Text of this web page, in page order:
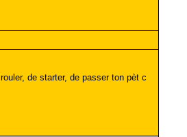
de starter, de passer ton pèt c